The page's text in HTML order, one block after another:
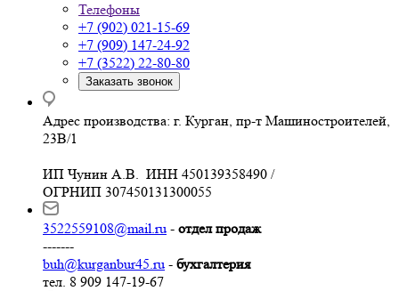
Телефоны
+7 (902) 021-15-69
+7 (909) 147-24-92
+7 (3522) 22-80-80
Заказать звонок
Адрес производства: г. Курган, пр-т Машиностроителей,
23В/1
ИП Чунин А.В. ИНН 450139358490 /
ОГРНИП 307450131300055
3522559108@mail.ru - отдел продаж
-------
buh@kurganbur45.ru - бухгалтерия
тел. 8 909 147-19-67